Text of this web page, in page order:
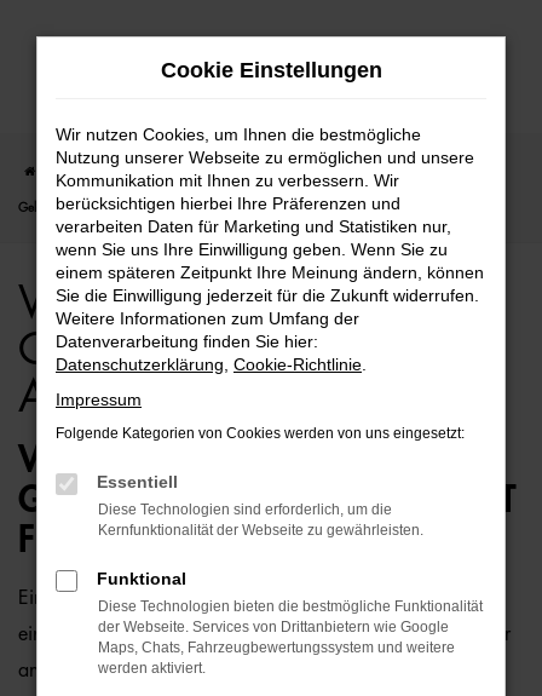
Zum
Startseite Rostock VW VW Sharan für Rostock
Gebrauchtwagen Top Angebote
VW Sharan für Rostock
Gebrauchtwagen Top
Angebote
VW SHARAN
GEBRAUCHTWAGEN – PERFEKT
FÜR ROSTOCK GEEIGNET
Ein VW Sharan Gebrauchtwagen und Rostock passen
einfach perfekt zusammen. Dies ließe sich natürlich auch für
andere Orte sagen, denn dieses Modell überzeugt auf
Cookie Einstellungen
Wir nutzen Cookies, um Ihnen die bestmögliche
Nutzung unserer Webseite zu ermöglichen und unsere
Kommunikation mit Ihnen zu verbessern. Wir
berücksichtigen hierbei Ihre Präferenzen und
verarbeiten Daten für Marketing und Statistiken nur,
wenn Sie uns Ihre Einwilligung geben. Wenn Sie zu
einem späteren Zeitpunkt Ihre Meinung ändern, können
Sie die Einwilligung jederzeit für die Zukunft widerrufen.
Weitere Informationen zum Umfang der
Datenverarbeitung finden Sie hier:
Datenschutzerklärung Cookie-Richtlinie
Impressum
Folgende Kategorien von Cookies werden von uns eingesetzt:
Essentiell
Diese Technologien sind erforderlich, um die
Kernfunktionalität der Webseite zu gewährleisten.
Funktional
Diese Technologien bieten die bestmögliche Funktionalität
der Webseite. Services von Drittanbietern wie Google
Maps, Chats, Fahrzeugbewertungssystem und weitere
werden aktiviert.